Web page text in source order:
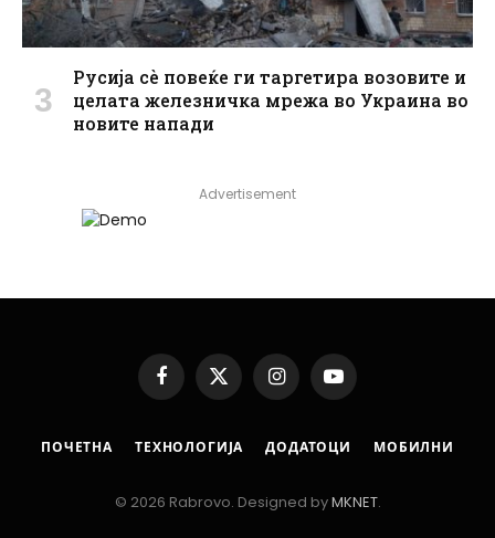
Русија сè повеќе ги таргетира возовите и
целата железничка мрежа во Украина во
новите напади
Advertisement
Facebook
X
(Twitter)
InstagramYouTube
ПОЧЕТНА ТЕХНОЛОГИЈА ДОДАТОЦИ МОБИЛНИ
© 2026 Rabrovo. Designed byMKNET.